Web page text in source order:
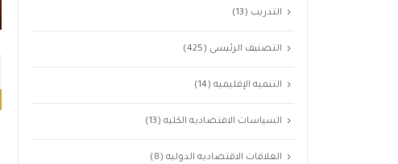
التدريب (13)
التصنيف الرئيسى (425)
التنميه الإقليميه (14)
السياسات الاقتصاديه الكليه (13)
العلاقات الاقتصاديه الدوليه (8)